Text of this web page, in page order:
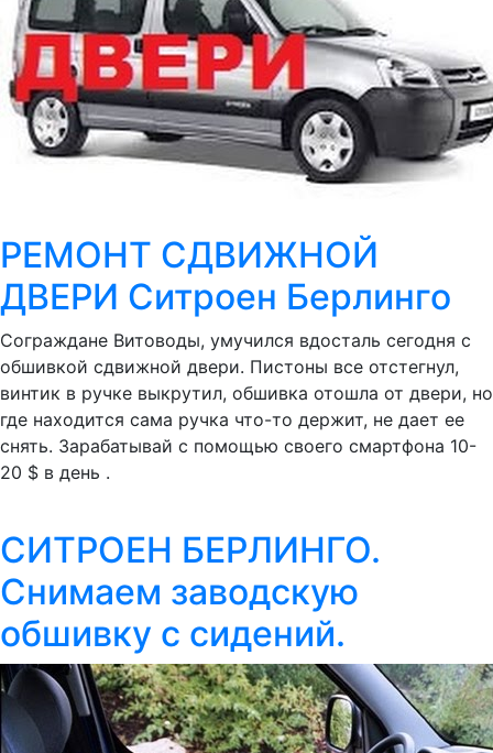
РЕМОНТ СДВИЖНОЙ
ДВЕРИ Ситроен Берлинго
Сограждане Витоводы, умучился вдосталь сегодня с
обшивкой сдвижной двери. Пистоны все отстегнул,
винтик в ручке выкрутил, обшивка отошла от двери, но
где находится сама ручка что-то держит, не дает ее
снять. Зарабатывай с помощью своего смартфона 10-
20 $ в день .
СИТРОЕН БЕРЛИНГО.
Снимаем заводскую
обшивку с сидений.